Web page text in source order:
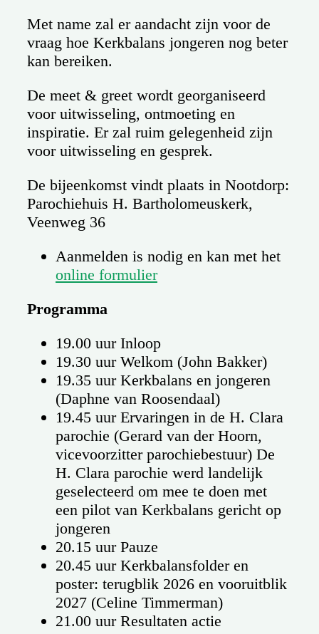
Met name zal er aandacht zijn voor de
vraag hoe Kerkbalans jongeren nog beter
kan bereiken.
De meet & greet wordt georganiseerd
voor uitwisseling, ontmoeting en
inspiratie. Er zal ruim gelegenheid zijn
voor uitwisseling en gesprek.
De bijeenkomst vindt plaats in Nootdorp:
Parochiehuis H. Bartholomeuskerk,
Veenweg 36
Aanmelden is nodig en kan met het
online formulier
Programma
19.00 uur Inloop
19.30 uur Welkom (John Bakker)
19.35 uur Kerkbalans en jongeren
(Daphne van Roosendaal)
19.45 uur Ervaringen in de H. Clara
parochie (Gerard van der Hoorn,
vicevoorzitter parochiebestuur) De
H. Clara parochie werd landelijk
geselecteerd om mee te doen met
een pilot van Kerkbalans gericht op
jongeren
20.15 uur Pauze
20.45 uur Kerkbalansfolder en
poster: terugblik 2026 en vooruitblik
2027 (Celine Timmerman)
21.00 uur Resultaten actie